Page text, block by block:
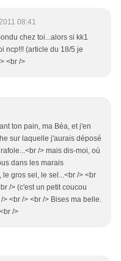
08:41
chez toi...alors si kk1
ncp!!! (article du 18/5 je
<br />
ton pain, ma Béa, et j'en
sur laquelle j'aurais déposé
/> mais dis-moi, où
dans les marais
gros sel, le sel...<br /> <br
/> (c'est un petit coucou
<br /> <br /> Bises ma belle.
/>